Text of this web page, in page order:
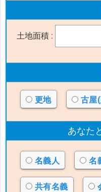
土地面積 :
更地 古屋
あなた
名義人 名
共有名義